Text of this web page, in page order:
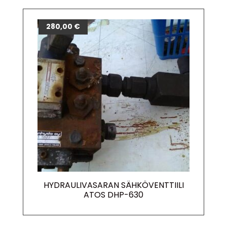
HYDRAULIVASARAN SÄHKÖVENTTIILI
ATOS DHP-630
280,00 €